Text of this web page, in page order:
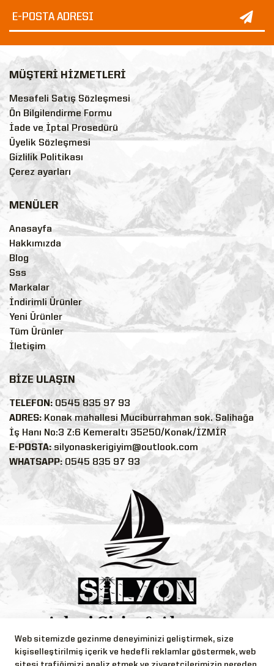
Web sitemizde gezinme deneyiminizi geliştirmek, size
kişiselleştirilmiş içerik ve hedefli reklamlar göstermek, web
MÜŞTERİ HİZMETLERİ
Mesafeli Satış Sözleşmesi
Ön Bilgilendirme Formu
İade ve İptal Prosedürü
Üyelik Sözleşmesi
Gizlilik Politikası
Çerez ayarları
MENÜLER
Anasayfa
Hakkımızda
Blog
Sss
Markalar
İndirimli Ürünler
Yeni Ürünler
Tüm Ürünler
İletişim
BİZE ULAŞIN
TELEFON: 0545 835 97 93
ADRES:Konak mahallesi Muciburrahman sok. Salihağa
İş Hanı No:3 Z:6 Kemeraltı 35250/Konak/İZMİR
E-POSTA: silyonaskerigiyim@outlook.com
WHATSAPP: 0545 835 97 93
Bizi Takip Edin!